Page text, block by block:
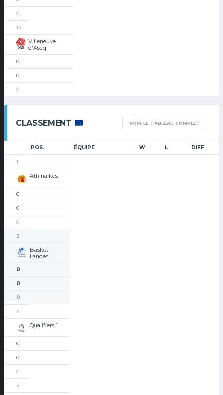
0
12
Villeneuve
d'Ascq
0
0
0
CLASSEMENT VOIR LE TABLEAU COMPLET
POS. ÉQUIPE W L DIFF
1
Athinaikos
0
0
0
2
Basket
Landes
0
0
0
3
Qualifiers 1
0
0
0
4